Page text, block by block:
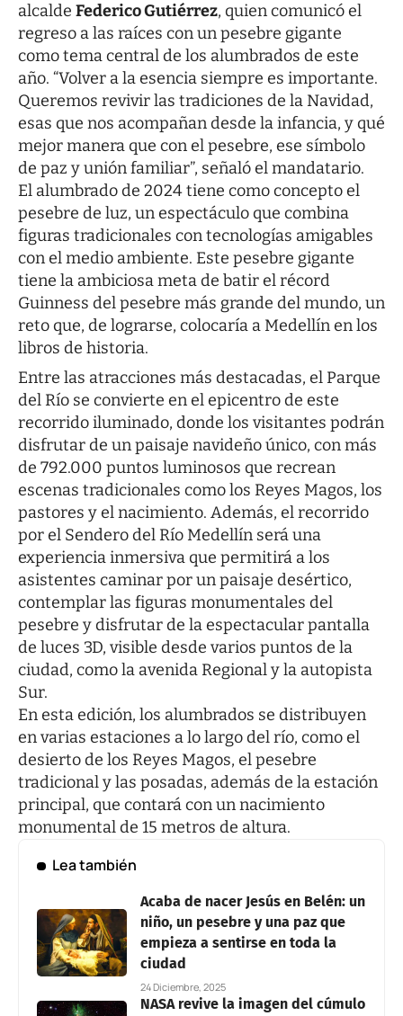
alcalde Federico Gutiérrez, quien comunicó el
regreso a las raíces con un pesebre gigante
como tema central de los alumbrados de este
año. “Volver a la esencia siempre es importante.
Queremos revivir las tradiciones de la Navidad,
esas que nos acompañan desde la infancia, y qué
mejor manera que con el pesebre, ese símbolo
de paz y unión familiar”, señaló el mandatario.
El alumbrado de 2024 tiene como concepto el
pesebre de luz, un espectáculo que combina
figuras tradicionales con tecnologías amigables
con el medio ambiente. Este pesebre gigante
tiene la ambiciosa meta de batir el récord
Guinness del pesebre más grande del mundo, un
reto que, de lograrse, colocaría a Medellín en los
libros de historia.
Entre las atracciones más destacadas, el Parque
del Río se convierte en el epicentro de este
recorrido iluminado, donde los visitantes podrán
disfrutar de un paisaje navideño único, con más
de 792.000 puntos luminosos que recrean
escenas tradicionales como los Reyes Magos, los
pastores y el nacimiento. Además, el recorrido
por el Sendero del Río Medellín será una
experiencia inmersiva que permitirá a los
asistentes caminar por un paisaje desértico,
contemplar las figuras monumentales del
pesebre y disfrutar de la espectacular pantalla
de luces 3D, visible desde varios puntos de la
ciudad, como la avenida Regional y la autopista
Sur.
En esta edición, los alumbrados se distribuyen
en varias estaciones a lo largo del río, como el
desierto de los Reyes Magos, el pesebre
tradicional y las posadas, además de la estación
principal, que contará con un nacimiento
monumental de 15 metros de altura.
Lea también
Acaba de nacer Jesús en Belén: un
niño, un pesebre y una paz que
empieza a sentirse en toda la
ciudad
24 Diciembre, 2025
NASA revive la imagen del cúmulo